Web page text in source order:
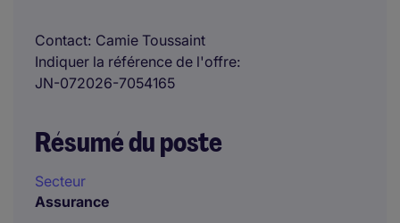
Contact Camie Toussaint
Indiquer la référence de l'offre
JN-072026-7054165
Résumé du poste
Secteur
Assurance